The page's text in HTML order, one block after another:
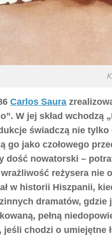
Carlos Saura
W jej skład wchodzą
świadczą nie
go jako czołowego
dość nowatorski –
reżysera nie
w historii Hiszpanii,
dramatów, gdzie
pełną
jeśli chodzi o umiejętne